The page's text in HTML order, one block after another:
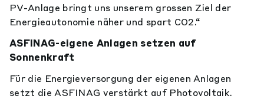
PV-Anlage bringt uns unserem grossen Ziel der
Energieautonomie näher und spart CO2.“
ASFINAG-eigene Anlagen setzen auf
Sonnenkraft
Für die Energieversorgung der eigenen Anlagen
setzt die ASFINAG verstärkt auf Photovoltaik.